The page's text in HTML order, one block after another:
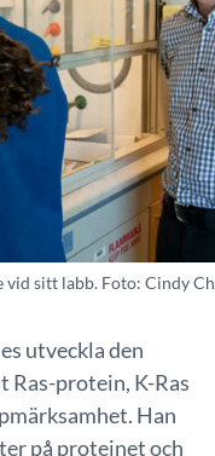
vid sitt labb. Foto: Cindy
utveckla den
protein, K-Ras
Han
på proteinet och